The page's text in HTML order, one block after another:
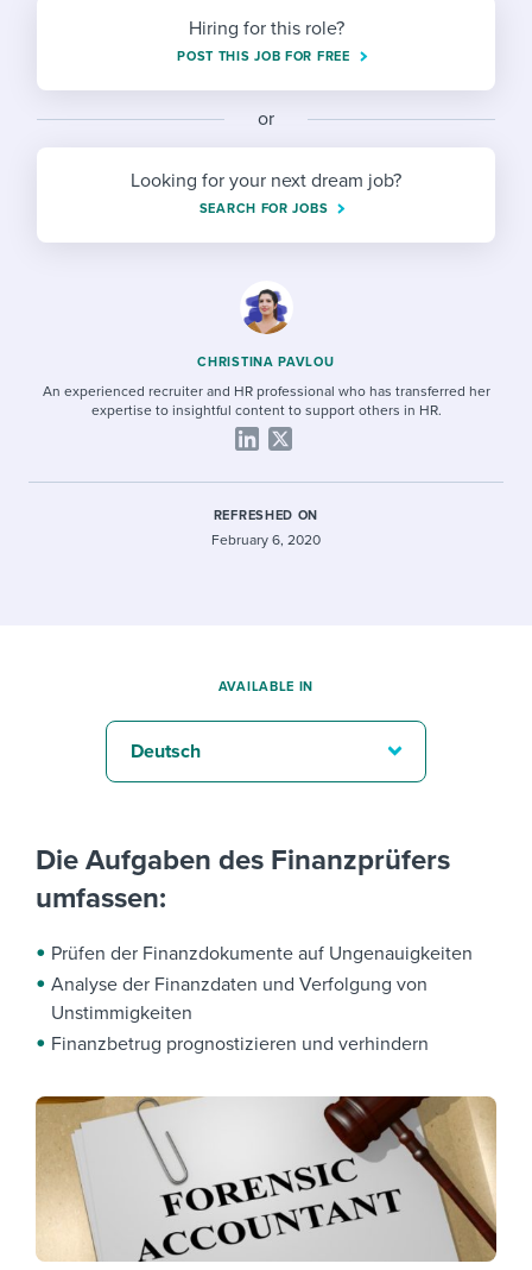
Finding and attracting people
Establishing an employer brand
Digitizing work processes
Candidate/employee experiences
Free ebooks & reports
HR terms
Modern working life
Overall career resources
Hiring for this role?
POST THIS JOB FOR FREE
or
Looking for your next dream job?
SEARCH FOR JOBS
CHRISTINA PAVLOU
An experienced recruiter and HR professional who has transferred her
expertise to insightful content to support others in HR.
REFRESHED ON
February 6, 2020
Die Aufgaben des Finanzprüfers
umfassen:
Prüfen der Finanzdokumente auf Ungenauigkeiten
Analyse der Finanzdaten und Verfolgung von
Unstimmigkeiten
Finanzbetrug prognostizieren und verhindern
AVAILABLE IN
Deutsch